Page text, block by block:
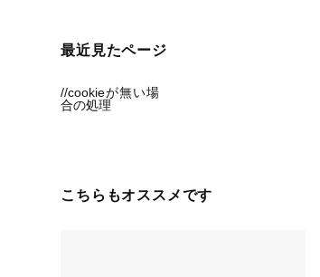
最近見たページ
//cookieが無い場
合の処理
こちらもオススメです